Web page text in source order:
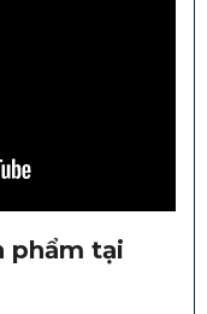
phẩm tại